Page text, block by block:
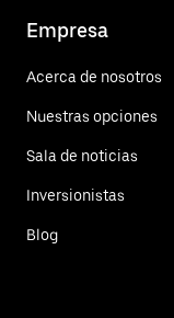
Empresa
Acerca de nosotros
Nuestras opciones
Sala de noticias
Inversionistas
Blog